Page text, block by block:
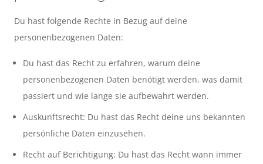
Du hast folgende Rechte in Bezug auf deine
personenbezogenen Daten:
Du hast das Recht zu erfahren, warum deine
personenbezogenen Daten benötigt werden, was damit
passiert und wie lange sie aufbewahrt werden.
Auskunftsrecht: Du hast das Recht deine uns bekannten
persönliche Daten einzusehen.
Recht auf Berichtigung: Du hast das Recht wann immer